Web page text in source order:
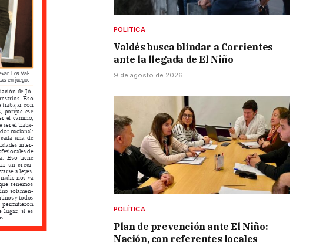
POLÍTICA
Valdés busca blindar a Corrientes
ante la llegada de El Niño
9 de agosto de 2026
POLÍTICA
Plan de prevención ante El Niño:
Nación, con referentes locales